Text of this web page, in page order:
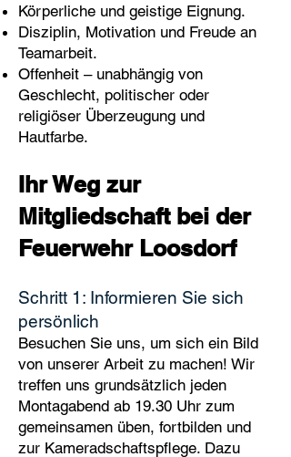
Körperliche und geistige Eignung.
Disziplin, Motivation und Freude an
Teamarbeit.
Offenheit – unabhängig von
Geschlecht, politischer oder
religiöser Überzeugung und
Hautfarbe.
Ihr Weg zur
Mitgliedschaft bei der
Feuerwehr Loosdorf
Schritt 1: Informieren Sie sich
persönlich
Besuchen Sie uns, um sich ein Bild
von unserer Arbeit zu machen! Wir
treffen uns grundsätzlich jeden
Montagabend ab 19.30 Uhr zum
gemeinsamen üben, fortbilden und
zur Kameradschaftspflege. Dazu